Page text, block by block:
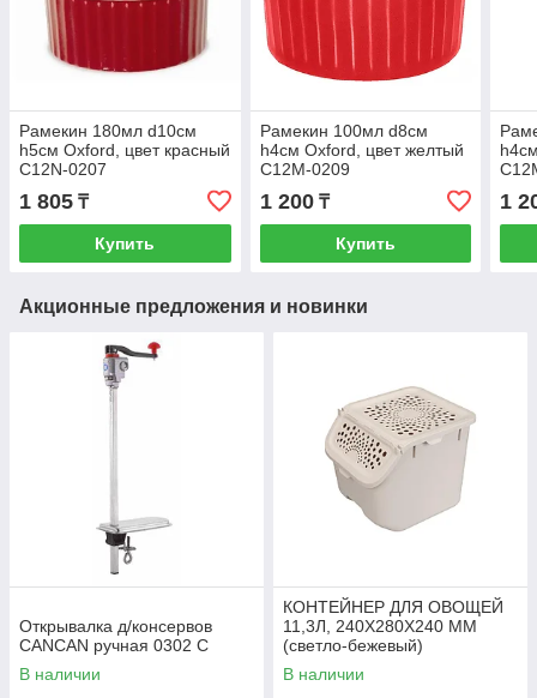
Рамекин 180мл d10см
h5см Oxford, цвет красный
C12N-0207
1 805 ₸
Купить
Рамекин 100мл d8см
h4см Oxford, цвет желтый
C12M-0209
1 200₸
Купить
1
Акционные предложения и новинки
Открывалка д/консервов
CANCAN ручная 0302 С
В наличии
КОНТЕЙНЕР ДЛЯ ОВОЩЕЙ
11,3Л, 240Х280Х240 ММ
(светло-бежевый)
В наличии